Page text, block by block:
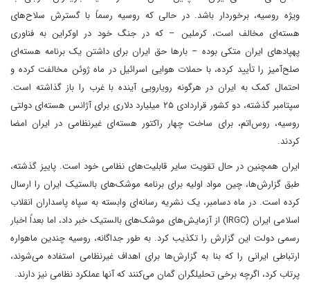
ویژه روسیه، برخوردار باشد. در حالی که روسیه رسماً با گسترش سلاح‌های
هسته‌ای مخالف است، کرملین – که در جنگ خود در اوکراین به فناوری
پهپادهای ایران متکی بوده – بارها حق ایران برای داشتن یک برنامه هسته‌ای
صلح‌آمیز را تأیید کرده، با حملات هوایی اسرائیل در ماه ژوئن مخالفت کرده و
احتمال کمک به ایران در هرگونه رویارویی آینده با غرب را باز گذاشته است.
سپتامبر گذشته، دو کشور قراردادی ۲۵ میلیارد دلاری برای آژانس هسته‌ای دولتی
روسیه، روس‌اتم، برای ساخت چهار راکتور هسته‌ای غیرنظامی در ایران امضا
کردند.
ایران همچنین در حال تقویت سایر قابلیت‌های نظامی خود است. پاییز گذشته،
طبق گزارش‌ها، چین مواد اولیه برای برنامه موشک‌های بالستیک ایران را ارسال
کرده است. در ماه دسامبر، یک نشریه رسانه‌ای وابسته به سپاه پاسداران انقلاب
اسلامی ایران (IRGC) از آزمایش‌های موشک‌های بالستیک خبر داد، اما بعداً اخبار
رسمی دولت این گزارش را تکذیب کرد. به طور جداگانه، روسیه چندین ماهواره
ارتباطی ایرانی را که بنا به گزارش‌ها برای اهداف غیرنظامی استفاده می‌شوند،
پرتاب کرد، اگرچه برخی تحلیلگران گمان می‌کنند که آنها عملکرد نظامی نیز دارند.